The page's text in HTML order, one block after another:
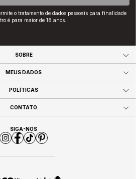
o tratamento de dados pessoais para finalidade
é para maior de 18 anos.
SOBRE
MEUS DADOS
POLÍTICAS
CONTATO
SIGA-NOS